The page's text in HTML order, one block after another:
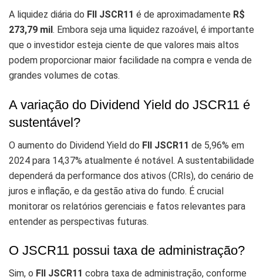
A liquidez diária do FII JSCR11 é de aproximadamente R$
273,79 mil . Embora seja uma liquidez razoável, é importante
que o investidor esteja ciente de que valores mais altos
podem proporcionar maior facilidade na compra e venda de
grandes volumes de cotas.
A variação do Dividend Yield do JSCR11 é
sustentável?
O aumento do Dividend Yield do FII JSCR11 de 5,96% em
2024 para 14,37% atualmente é notável. A sustentabilidade
dependerá da performance dos ativos (CRIs), do cenário de
juros e inflação, e da gestão ativa do fundo. É crucial
monitorar os relatórios gerenciais e fatos relevantes para
entender as perspectivas futuras.
O JSCR11 possui taxa de administração?
Sim, o FII JSCR11 cobra taxa de administração, conforme